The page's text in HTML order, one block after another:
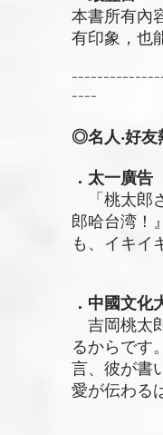
本書所有內
有印象，也
----
◎名人‧好友
．太一廣
「桃太郎
郎哈台湾！
も、イキイ
．中國文
吉岡桃太
るからです
言、彼が書
愛が伝わる